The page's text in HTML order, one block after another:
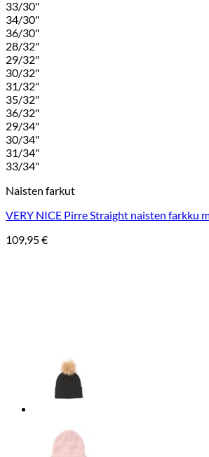
33/30"
34/30"
36/30"
28/32"
29/32"
30/32"
31/32"
35/32"
36/32"
29/34"
30/34"
31/34"
33/34"
Naisten farkut
VERY NICE Pirre Straight naisten farkku
109,95€